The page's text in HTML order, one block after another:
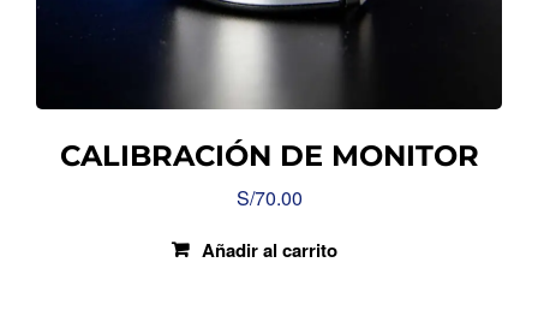
CALIBRACIÓN DE MONITOR
S/70.00
Añadir al carrito